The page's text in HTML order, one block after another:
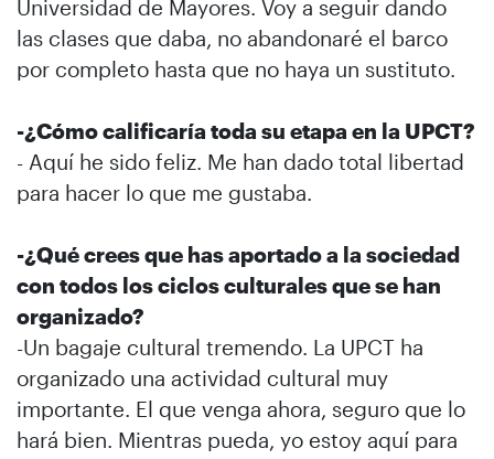
Universidad de Mayores. Voy a seguir dando
las clases que daba, no abandonaré el barco
por completo hasta que no haya un sustituto.
-¿Cómo calificaría toda su etapa en la UPCT?
- Aquí he sido feliz. Me han dado total libertad
para hacer lo que me gustaba.
-¿Qué crees que has aportado a la sociedad
con todos los ciclos culturales que se han
organizado?
-Un bagaje cultural tremendo. La UPCT ha
organizado una actividad cultural muy
importante. El que venga ahora, seguro que lo
hará bien. Mientras pueda, yo estoy aquí para